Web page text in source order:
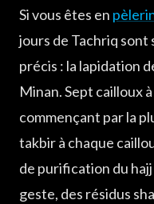
Si vous êtes en
jours de Tachriq
précis : la lapidation
Minan. Sept cailloux
commençant par la
takbir à chaque
de purification du
geste, des résidus